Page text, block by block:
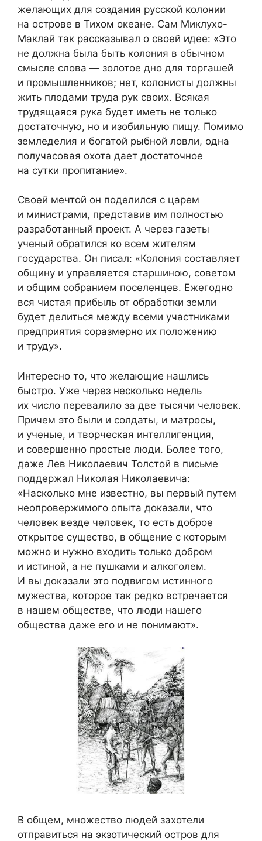
желающих для создания русской колонии
на острове в Тихом океане. Сам Миклухо-
Маклай так рассказывал о своей идее: «Это
не должна была быть колония в обычном
смысле слова — золотое дно для торгашей
и промышленников; нет, колонисты должны
жить плодами труда рук своих. Всякая
трудящаяся рука будет иметь не только
достаточную, но и изобильную пищу. Помимо
земледелия и богатой рыбной ловли, одна
получасовая охота дает достаточное
на сутки пропитание».
Своей мечтой он поделился с царем
и министрами, представив им полностью
разработанный проект. А через газеты
ученый обратился ко всем жителям
государства. Он писал: «Колония составляет
общину и управляется старшиною, советом
и общим собранием поселенцев. Ежегодно
вся чистая прибыль от обработки земли
будет делиться между всеми участниками
предприятия соразмерно их положению
и труду».
Интересно то, что желающие нашлись
быстро. Уже через несколько недель
их число перевалило за две тысячи человек.
Причем это были и солдаты, и матросы,
и ученые, и творческая интеллигенция,
и совершенно простые люди. Более того,
даже Лев Николаевич Толстой в письме
поддержал Николая Николаевича:
«Насколько мне известно, вы первый путем
неопровержимого опыта доказали, что
человек везде человек, то есть доброе
открытое существо, в общение с которым
можно и нужно входить только добром
и истиной, а не пушками и алкоголем.
И вы доказали это подвигом истинного
мужества, которое так редко встречается
в нашем обществе, что люди нашего
общества даже его и не понимают».
В общем, множество людей захотели
отправиться на экзотический остров для